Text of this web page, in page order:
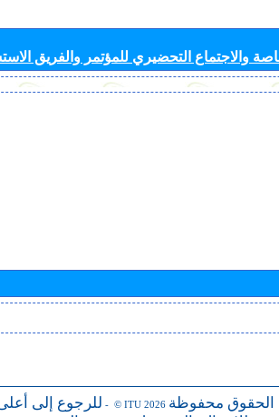
والاجتماع التحضيري للمؤتمر والفريق
للرجوع إلى - © ITU 2026 الحقوق محفوظة